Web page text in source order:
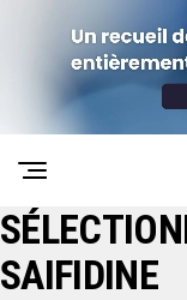
SAIFIDINE